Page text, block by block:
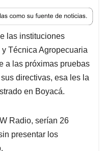
las instituciones
Técnica Agropecuaria
a las próximas pruebas
directivas, esa les la
en Boyacá.
Radio, serían 26
presentar los